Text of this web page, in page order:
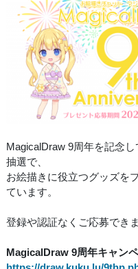
MagicalDraw 9周年を記念
抽選で、
お絵描きに役立つグッズを
ています。
登録や認証なくご応募でき
MagicalDraw 9周年キャン